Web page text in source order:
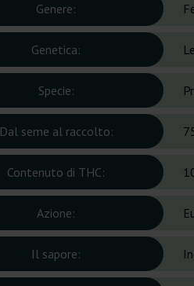
Genere:
Genetica:
Specie:
Dal seme al raccolto:
Contenuto di THC:
Azione:
Il sapore: